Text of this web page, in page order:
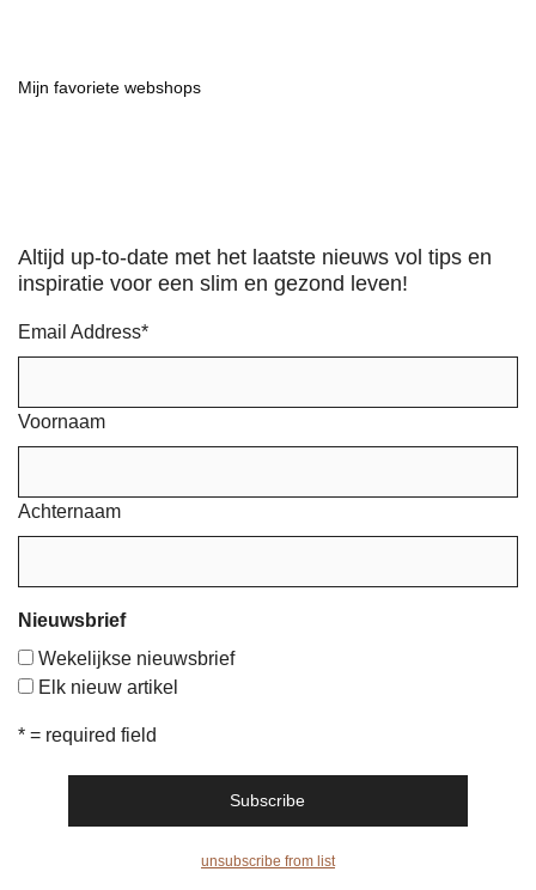
Mijn favoriete webshops
Altijd up-to-date met het laatste nieuws vol tips en
inspiratie voor een slim en gezond leven!
Email Address*
Voornaam
Achternaam
Nieuwsbrief
Wekelijkse nieuwsbrief
Elk nieuw artikel
* = required field
unsubscribe from list